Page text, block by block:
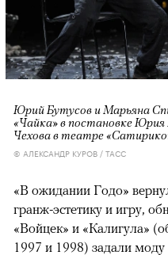
Юрий Бутусов и Марьяна
«Чайка» в постановке
Чехова в театре
© АЛЕКСАНДР КУРОВ / ТАСС
«В ожидании Годо»
гранж-эстетику и игру,
«Войцек» и «Калигула»
1997 и 1998) задали